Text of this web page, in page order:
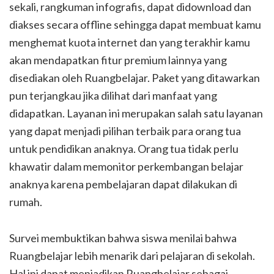
sekali, rangkuman infografis, dapat didownload dan
diakses secara offline sehingga dapat membuat kamu
menghemat kuota internet dan yang terakhir kamu
akan mendapatkan fitur premium lainnya yang
disediakan oleh Ruangbelajar. Paket yang ditawarkan
pun terjangkau jika dilihat dari manfaat yang
didapatkan. Layanan ini merupakan salah satu layanan
yang dapat menjadi pilihan terbaik para orang tua
untuk pendidikan anaknya. Orang tua tidak perlu
khawatir dalam memonitor perkembangan belajar
anaknya karena pembelajaran dapat dilakukan di
rumah.
Survei membuktikan bahwa siswa menilai bahwa
Ruangbelajar lebih menarik dari pelajaran di sekolah.